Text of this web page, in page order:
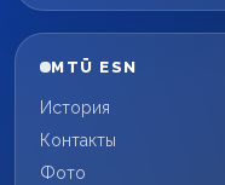
MTÜ ESN
История
Контакты
Фото